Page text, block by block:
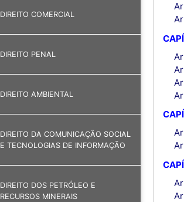
DIREITO COMERCIAL
DIREITO PENAL
DIREITO AMBIENTAL
DIREITO DA COMUNICAÇÃO SOCIAL
E TECNOLOGIAS DE INFORMAÇÃO
DIREITO DOS PETRÓLEO E
RECURSOS MINERAIS